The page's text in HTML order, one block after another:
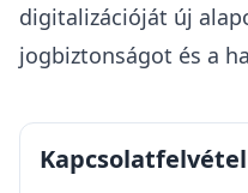
digitalizációját új
jogbiztonságot és a
Kapcsolatfelvétel